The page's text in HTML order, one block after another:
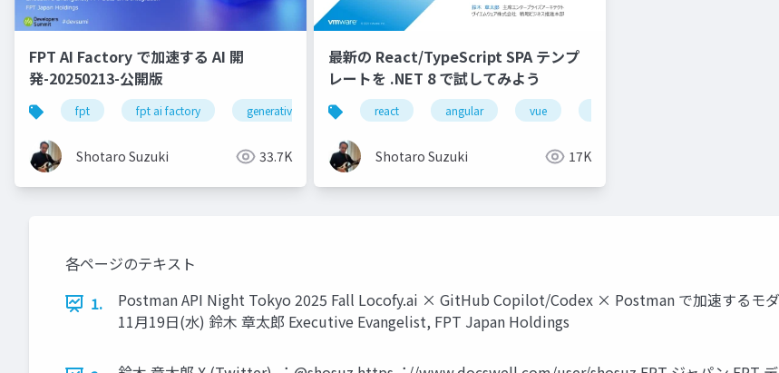
FPT AI Factory で加速する AI 開
発-20250213-公開版
fpt fpt ai factory generative ai azure google cloud aws
Shotaro Suzuki 33.7K
最新の React/TypeScript SPA テンプ
レートを .NET 8 で試してみよう
react angular vue
Shotaro Suzuki 17K
各ページのテキスト
1.
Postman API Night Tokyo 2025 Fall Locofy.ai × GitHub Copilot/Codex × Postman で加速するモ
11⽉19⽇(⽔) 鈴⽊ 章太郎 Executive Evangelist, FPT Japan Holdings